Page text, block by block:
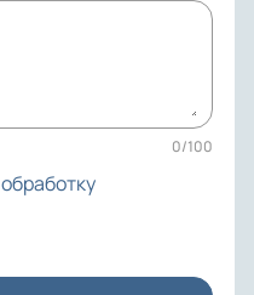
0/100
обработку